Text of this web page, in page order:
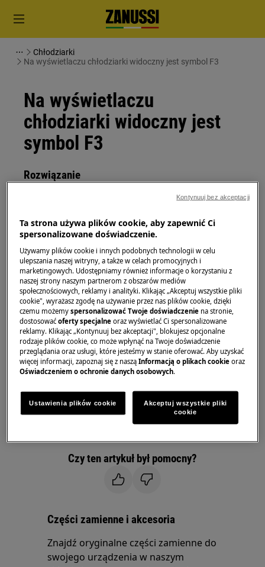
Chłodziarki
Na wyświetlaczu chłodziarki widoczny jest symbol F3
Na wyświetlaczu
chłodziarki widoczny jest
symbol F3
Rozwiązanie
Komunikat o błędzie F3, F4 lub F5 na
wyświetlaczu chłodziarki / chłodziarko-
zamrażarki
Dotyczy:
Chłodziarki
Chłodziarko-zamrażarki
Rozwiązanie:
1. Należy skontaktować się z autoryzowanym
centrum serwisowym.
Widoczny na wyświetlaczu komunikat o błędzie
F3, F4 lub F5 sygnalizuje problem z wadliwym
czujnikiem temperatury. Zalecamy zamówienie
Czy ten artykuł był pomocny?
Części zamienne i akcesoria
Znajdź oryginalne części zamienne do
swojego urządzenia w naszym
Ta strona używa plików cookie, aby zapewnić Ci
spersonalizowane doświadczenie.
Używamy plików cookie i innych podobnych technologii w celu
ulepszania naszej witryny, a także w celach promocyjnych i
marketingowych. Udostępniamy również informacje o korzystaniu z
naszej strony naszym partnerom z obszarów mediów
społecznościowych, reklamy i analityki. Klikając „Akceptuj wszystkie pliki
cookie", wyrażasz zgodę na używanie przez nas plików cookie, dzięki
czemu możemyspersonalizować Twoje doświadczenie na stronie,
dostosowaćoferty specjalne oraz wyświetlać Ci spersonalizowane
reklamy. Klikając „Kontynuuj bez akceptacji", blokujesz opcjonalne
rodzaje plików cookie, co może wpłynąć na Twoje doświadczenie
przeglądania oraz usługi, które jesteśmy w stanie oferować. Aby uzyskać
więcej informacji, zapoznaj się z nasząInformacją o plikach cookie oraz
Oświadczeniem o ochronie danych osobowych.
Ustawienia plików cookie
Akceptuj wszystkie pliki
cookie
Kontynuuj bez akceptacji